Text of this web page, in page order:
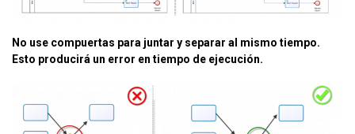
No use compuertas para juntar y separar al mismo tiempo.
Esto producirá un error en tiempo de ejecución.